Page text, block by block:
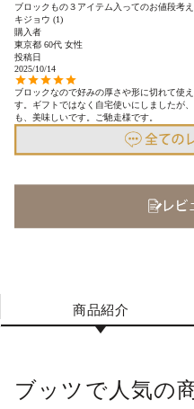
ブロックもの３アイテム入ってのお値段考
キジョウ
1
購入者
東京都 60代 女性
投稿日
2025/10/14
ブロックなので好みの厚さや形に切れて使
す。ギフトではなく自宅使いにしましたが
も、美味しいです。ご馳走様です。
商品紹介
ブッツで人気の